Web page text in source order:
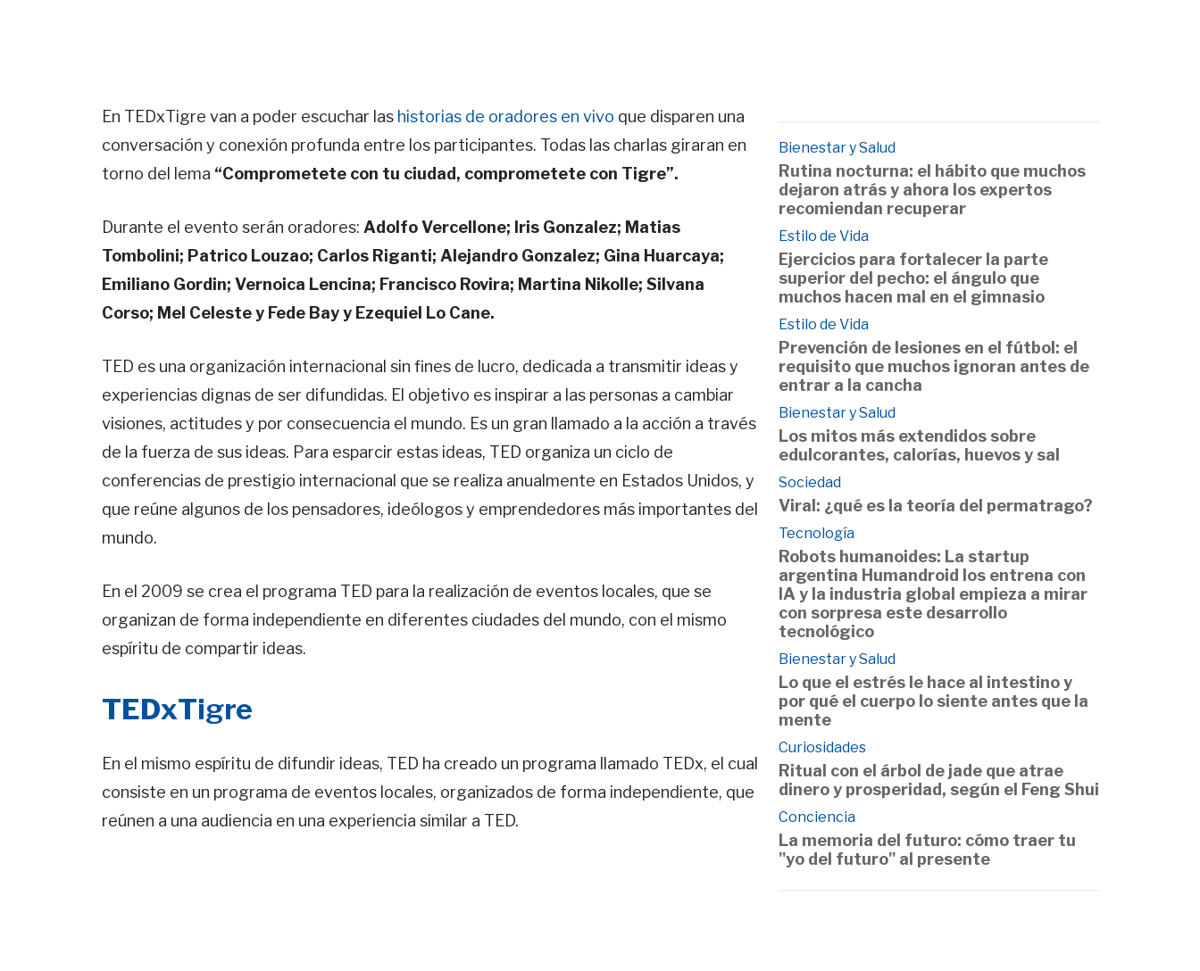
En TEDxTigre van a poder escuchar las historias de oradores en vivo que disparen una
conversación y conexión profunda entre los participantes. Todas las charlas giraran en
torno del lema “Comprometete con tu ciudad, comprometete con Tigre”.
Durante el evento serán oradores: Adolfo Vercellone; Iris Gonzalez; Matias
Tombolini; Patrico Louzao; Carlos Riganti; Alejandro Gonzalez; Gina Huarcaya;
Emiliano Gordin; Vernoica Lencina; Francisco Rovira; Martina Nikolle; Silvana
Corso; Mel Celeste y Fede Bay y Ezequiel Lo Cane.
TED es una organización internacional sin fines de lucro, dedicada a transmitir ideas y
experiencias dignas de ser difundidas. El objetivo es inspirar a las personas a cambiar
visiones, actitudes y por consecuencia el mundo. Es un gran llamado a la acción a través
de la fuerza de sus ideas. Para esparcir estas ideas, TED organiza un ciclo de
conferencias de prestigio internacional que se realiza anualmente en Estados Unidos, y
que reúne algunos de los pensadores, ideólogos y emprendedores más importantes del
mundo.
En el 2009 se crea el programa TED para la realización de eventos locales, que se
organizan de forma independiente en diferentes ciudades del mundo, con el mismo
espíritu de compartir ideas.
TEDxTigre
En el mismo espíritu de difundir ideas, TED ha creado un programa llamado TEDx, el cual
consiste en un programa de eventos locales, organizados de forma independiente, que
reúnen a una audiencia en una experiencia similar a TED.
Bienestar y Salud
Rutina nocturna: el hábito que muchos
dejaron atrás y ahora los expertos
recomiendan recuperar
Estilo de Vida
Ejercicios para fortalecer la parte
superior del pecho: el ángulo que
muchos hacen mal en el gimnasio
Estilo de Vida
Prevención de lesiones en el fútbol: el
requisito que muchos ignoran antes de
entrar a la cancha
Bienestar y Salud
Los mitos más extendidos sobre
edulcorantes, calorías, huevos y sal
Sociedad
Viral: ¿qué es la teoría del permatrago?
Tecnología
Robots humanoides: La startup
argentina Humandroid los entrena con
IA y la industria global empieza a mirar
con sorpresa este desarrollo
tecnológico
Bienestar y Salud
Lo que el estrés le hace al intestino y
por qué el cuerpo lo siente antes que la
mente
Curiosidades
Ritual con el árbol de jade que atrae
dinero y prosperidad, según el Feng Shui
Conciencia
La memoria del futuro: cómo traer tu
"yo del futuro" al presente